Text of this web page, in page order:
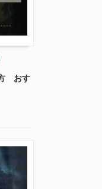
方 おす